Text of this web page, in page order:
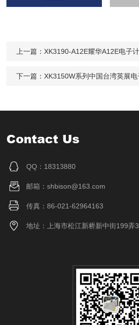
上一篇： XK3190-A12E耀华A12E电子
下一篇： XK3150W系列中国台湾英展
Contact Us
QQ：18313880
邮箱：shbison@163.com
传真：86-021-62964163
地址：上海市松江新桥新中街199弄